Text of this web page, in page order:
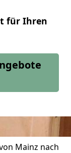
für Ihren
Mainz nach